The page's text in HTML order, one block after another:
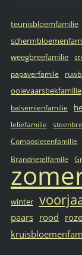
teunisbloemfamilie
weegbreefamilie
papaverfamile
ooievaarsbekfamilie
balsemienfamilie
leliefamilie
Composietenfamilie
Brandnetelfamile
winter
paars rood roze